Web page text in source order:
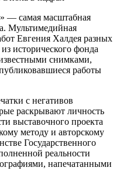
— самая масштабная
Мультимедийная
Евгения Халдея разных
исторического фонда
снимками,
работы
с негативов
раскрывают личность
выставочного проекта
методу и авторскому
Государственного
реальности
напечатанными